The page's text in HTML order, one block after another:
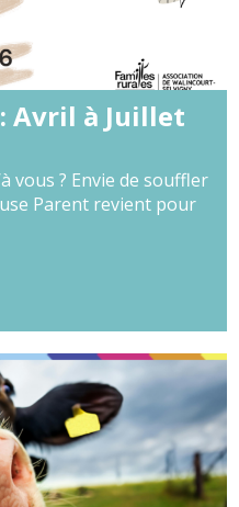
Avril à Juillet
vous ? Envie de souffler
Parent revient pour